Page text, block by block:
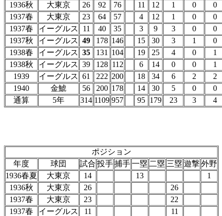
1936秋
大東京 26 92 76 11 12 1 0
0
1937春
大東京 23 64 57 4 12 1 0
0
1937春
イーグルス 11 40 35 3 9 3 0
0
1937秋
イーグルス 49 178 146 15 30 3 1
0
1938春
イーグルス 35 131 104 19 25 4 0
1
1938秋
イーグルス 39 128 112 6 14 0 0
1
1939
イーグルス 61 222 200 18 34 6 2
2
1940
金鯱 56 200 178 14 30 5 0
0
通算
5年 314 1109 957 95 179 23 3 4
ポジション
年度
球団 試合 投手捕手一塁 二塁 三塁 遊撃外野
1936春夏
大東京 14 13
1
1936秋
大東京 26
26
1937春
大東京 23
22
1937春
イーグルス 11
11